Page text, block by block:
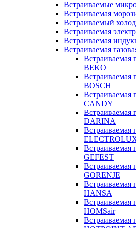
Встраиваемые
Встраиваемая
Встраиваемый
Встраиваемая
Встраиваемая
Встраиваемая
Встраиваемая
BEKO
Встраиваемая
BOSCH
Встраиваемая
CANDY
Встраиваемая
DARINA
Встраиваемая
Встраиваемая
GEFEST
Встраиваемая
GORENJE
Встраиваемая
HANSA
Встраиваемая
HOMSair
Встраиваемая